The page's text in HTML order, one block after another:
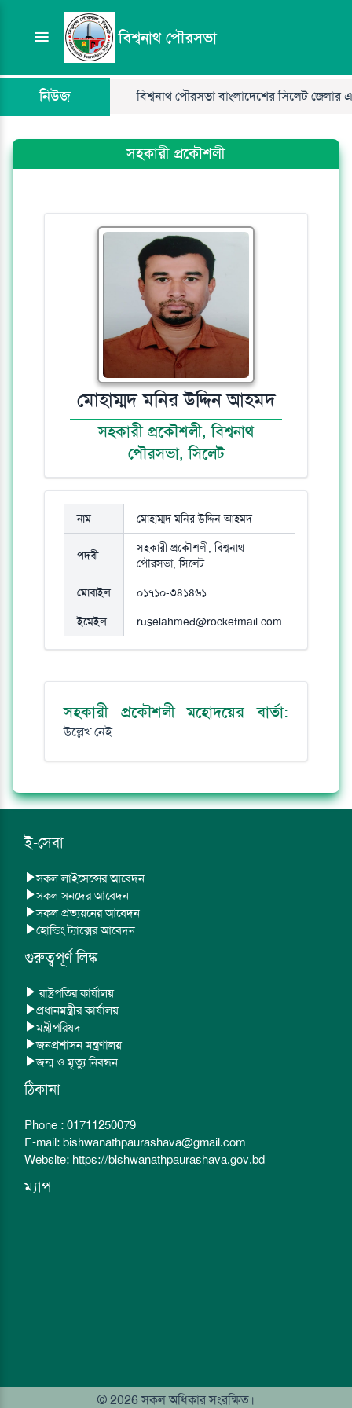
বিশ্বনাথ পৌরসভা
নিউজ বিশ্বনাথ পৌরসভা বাংলাদেশের সিলেট জেলার
সহকারী প্রকৌশলী
মোহাম্মদ মনির উদ্দিন আহমদ
সহকারী প্রকৌশলী, বিশ্বনাথ
পৌরসভা, সিলেট
নাম মোহাম্মদ মনির উদ্দিন আহমদ
পদবী
সহকারী প্রকৌশলী, বিশ্বনাথ
পৌরসভা, সিলেট
মোবাইল ০১৭১০-৩৪১৪৬১
ইমেইল ruselahmed@rocketmail.com
সহকারী প্রকৌশলী মহোদয়ের বার্তা:
উল্লেখ নেই
ই-সেবা
সকল লাইসেন্সের আবেদন
সকল সনদের আবেদন
সকল প্রত্যয়নের আবেদন
হোল্ডিং ট্যাক্সের আবেদন
গুরুত্বপূর্ণ লিঙ্ক
রাষ্ট্রপতির কার্যালয়
প্রধানমন্ত্রীর কার্যালয়
মন্ত্রীপরিষদ
জনপ্রশাসন মন্ত্রণালয়
জন্ম ও মৃত্যু নিবন্ধন
ঠিকানা
Phone : 01711250079
E-mail: bishwanathpaurashava@gmail.com
Website: https://bishwanathpaurashava.gov.bd
ম্যাপ
© 2026 সকল অধিকার সংরক্ষিত।